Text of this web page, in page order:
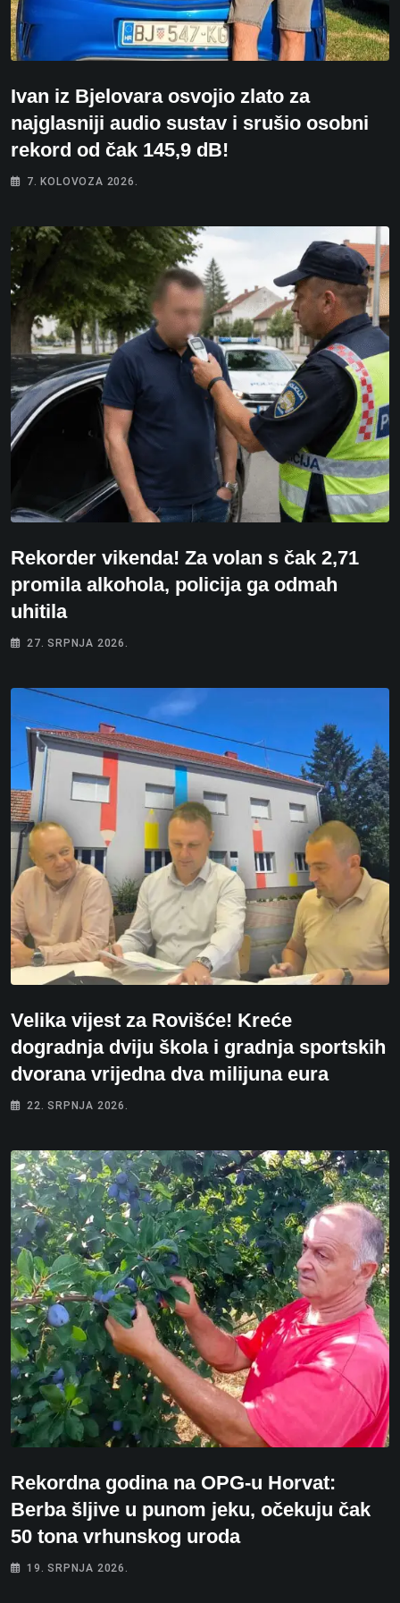
Ivan iz Bjelovara osvojio zlato za
najglasniji audio sustav i srušio osobni
rekord od čak 145,9 dB!
7. KOLOVOZA 2026.
Rekorder vikenda! Za volan s čak 2,71
promila alkohola, policija ga odmah
uhitila
27. SRPNJA 2026.
Velika vijest za Rovišće! Kreće
dogradnja dviju škola i gradnja sportskih
dvorana vrijedna dva milijuna eura
22. SRPNJA 2026.
Rekordna godina na OPG-u Horvat:
Berba šljive u punom jeku, očekuju čak
50 tona vrhunskog uroda
19. SRPNJA 2026.